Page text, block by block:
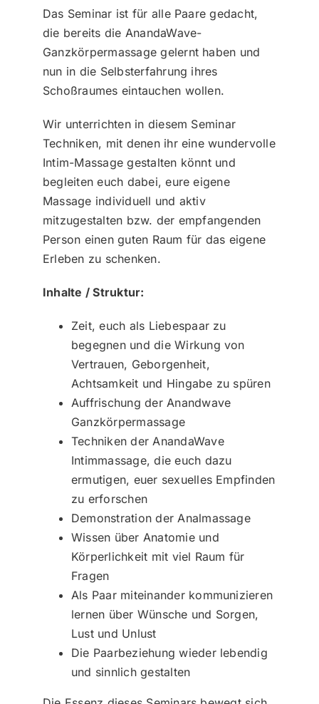
Das Seminar ist für alle Paare gedacht,
die bereits die AnandaWave-
Ganzkörpermassage gelernt haben und
nun in die Selbsterfahrung ihres
Schoßraumes eintauchen wollen.
Wir unterrichten in diesem Seminar
Techniken, mit denen ihr eine wundervolle
Intim-Massage gestalten könnt und
begleiten euch dabei, eure eigene
Massage individuell und aktiv
mitzugestalten bzw. der empfangenden
Person einen guten Raum für das eigene
Erleben zu schenken.
Inhalte / Struktur:
Zeit, euch als Liebespaar zu
begegnen und die Wirkung von
Vertrauen, Geborgenheit,
Achtsamkeit und Hingabe zu spüren
Auffrischung der Anandwave
Ganzkörpermassage
Techniken der AnandaWave
Intimmassage, die euch dazu
ermutigen, euer sexuelles Empfinden
zu erforschen
Demonstration der Analmassage
Wissen über Anatomie und
Körperlichkeit mit viel Raum für
Fragen
Als Paar miteinander kommunizieren
lernen über Wünsche und Sorgen,
Lust und Unlust
Die Paarbeziehung wieder lebendig
und sinnlich gestalten